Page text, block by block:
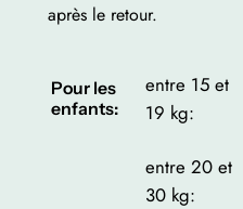
après le retour.
Pour les
enfants:
entre 15 et
19 kg:
entre 20 et
30 kg: